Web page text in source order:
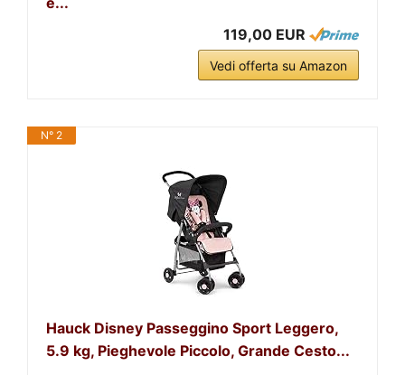
119,00 EUR
Vedi offerta su Amazon
N° 2
Hauck Disney Passeggino Sport Leggero,
5.9 kg, Pieghevole Piccolo, Grande Cesto...